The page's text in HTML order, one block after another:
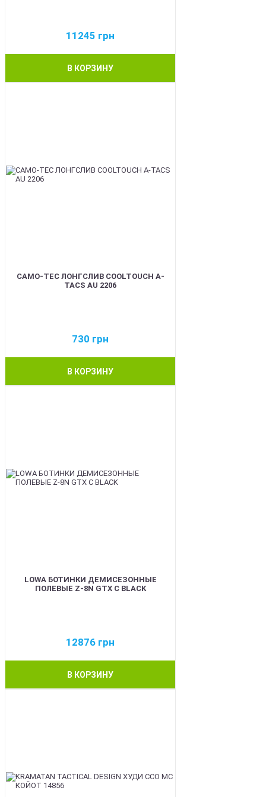
11245 грн
В КОРЗИНУ
CAMO-TEC ЛОНГСЛИВ COOLTOUCH A-
TACS AU 2206
730 грн
В КОРЗИНУ
LOWA БОТИНКИ ДЕМИСЕЗОННЫЕ
ПОЛЕВЫЕ Z-8N GTX C BLACK
12876 грн
В КОРЗИНУ